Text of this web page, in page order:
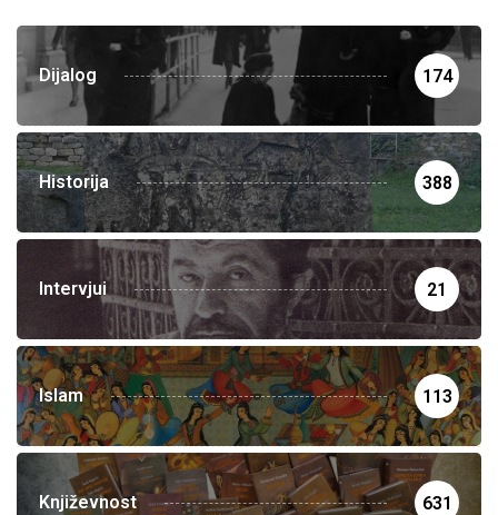
Dijalog 174
Historija 388
Intervjui 21
Islam 113
Književnost 631